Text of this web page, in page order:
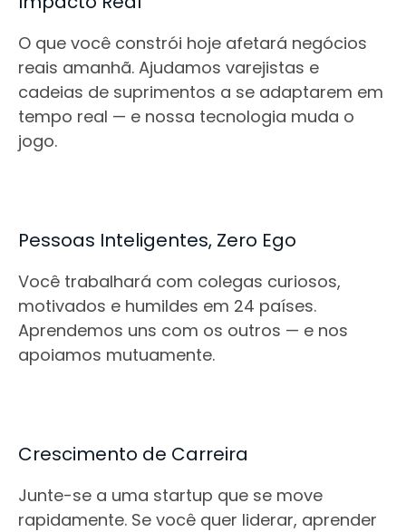
O que você constrói hoje afetará negócios
reais amanhã. Ajudamos varejistas e
cadeias de suprimentos a se adaptarem em
tempo real — e nossa tecnologia muda o
jogo.
Pessoas Inteligentes, Zero Ego
Você trabalhará com colegas curiosos,
motivados e humildes em 24 países.
Aprendemos uns com os outros — e nos
apoiamos mutuamente.
Crescimento de Carreira
Junte-se a uma startup que se move
rapidamente. Se você quer liderar, aprender